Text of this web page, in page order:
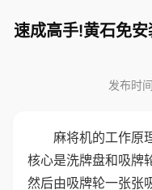
速成高手!黄石免
发布时
麻将机的工作原
核心是洗牌盘和吸牌
然后由吸牌轮一张张